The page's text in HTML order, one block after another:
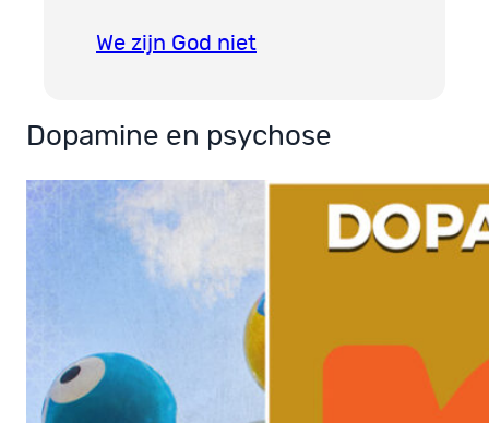
We zijn God niet
Dopamine en psychose